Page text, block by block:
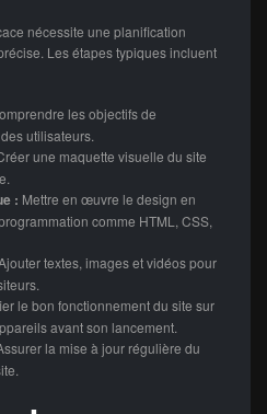
nécessite une planification
Les étapes typiques incluent
les objectifs de
utilisateurs.
une maquette visuelle du site
: Mettre en œuvre le design en
comme HTML, CSS,
textes, images et vidéos pour
le bon fonctionnement du site sur
avant son lancement.
la mise à jour régulière du